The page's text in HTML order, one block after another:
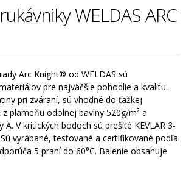
WELDAS ARC
Arc Knight® od WELDAS sú
pre najväčšie pohodlie a kvalitu.
pri zváraní, sú vhodné do ťažkej
z plameňu odolnej bavlny 520g/m² a
V kritických bodoch sú prešité KEVLAR 3-
vyrábané, testované a certifikované podľa
5 praní do 60°C. Balenie obsahuje